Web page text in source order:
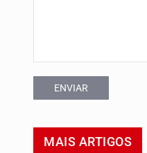
ENVIAR
MAIS ARTIGOS